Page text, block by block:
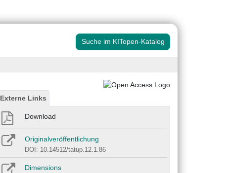
Suche im KITopen-Katalog
Externe Links
Download
Originalveröffentlichung
DOI: 10.14512/tatup.12.1.86
Dimensions